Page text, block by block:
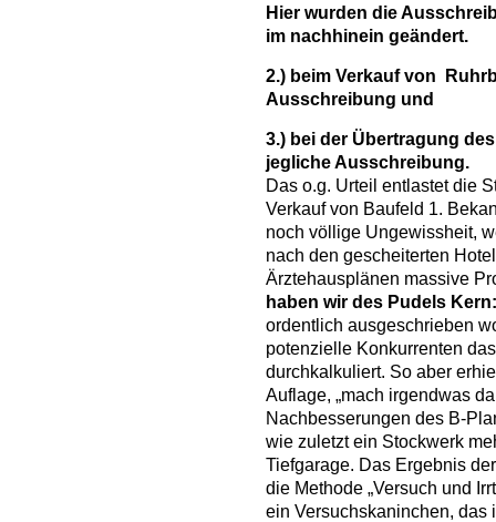
Hier wurden die
im nachhinein geändert.
2.) beim Verkauf von
Ausschreibung und
3.) bei der Übertragung
jegliche Ausschreibung.
Das o.g. Urteil entlastet die
Verkauf von Baufeld 1.
noch völlige Ungewissheit,
nach den gescheiterten
Ärztehausplänen massive
haben wir des Pudels
ordentlich ausgeschrieben
potenzielle Konkurrenten
durchkalkuliert. So aber
Auflage, „mach irgendwas
Nachbesserungen des B-
wie zuletzt ein Stockwerk
Tiefgarage. Das Ergebnis
die Methode „Versuch und
ein Versuchskaninchen, das